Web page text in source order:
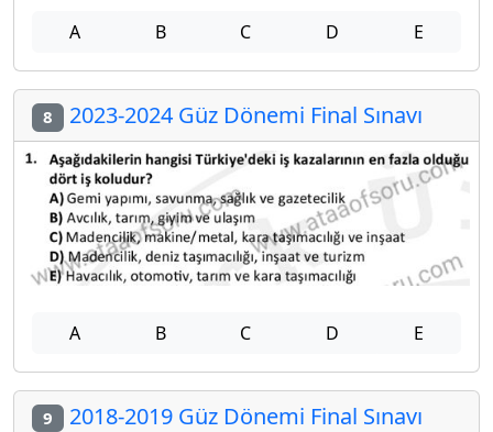
A B C D E
8 2023-2024 Güz Dönemi Final Sınavı
A B C D E
9 2018-2019 Güz Dönemi Final Sınavı